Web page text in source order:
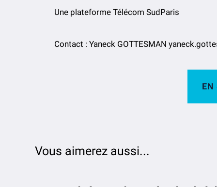
Une plateforme Télécom SudParis
Contact : Yaneck GOTTESMAN
EN
Vous aimerez aussi...